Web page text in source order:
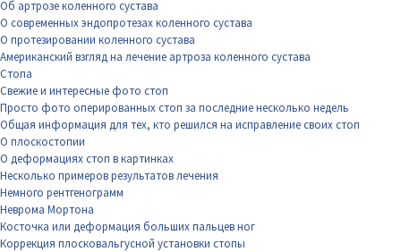
Об артрозе коленного сустава
О современных эндопротезах коленного сустава
О протезировании коленного сустава
Американский взгляд на лечение артроза коленного сустава
Стопа
Свежие и интересные фото стоп
Просто фото оперированных стоп за последние несколько недель
Общая информация для тех, кто решился на исправление своих стоп
О плоскостопии
О деформациях стоп в картинках
Несколько примеров результатов лечения
Немного рентгенограмм
Неврома Мортона
Косточка или деформация больших пальцев ног
Коррекция плосковальгусной установки стопы